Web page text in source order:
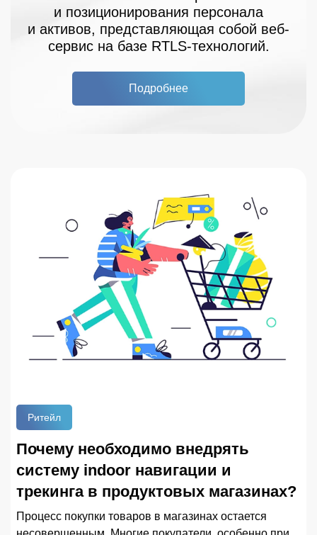
и позиционирования персонала
и активов, представляющая собой веб-
сервис на базе RTLS-технологий.
Подробнее
Ритейл
Почему необходимо внедрять
систему indoor навигации и
трекинга в продуктовых магазинах?
Процесс покупки товаров в магазинах остается